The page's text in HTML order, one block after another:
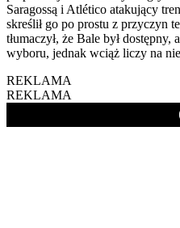
Saragossą i Atlético atakujący
skreślił go po prostu z przyczyn
tłumaczył, że Bale był
wyboru, jednak wciąż liczy na
REKLAMA
REKLAMA